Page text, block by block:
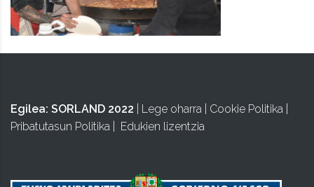
Egilea: SORLAND 2022 Lege oharra Cookie Politika
Pribatutasun Politika
Edukien lizentzia